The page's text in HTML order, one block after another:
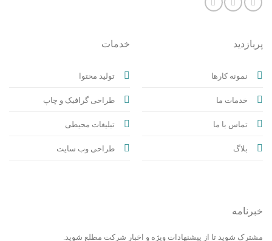
پربازدید
نمونه کارها
خدمات ما
تماس با ما
بلاگ
خدمات
تولید محتوا
طراحی گرافیک و چاپ
تبلیغات محیطی
طراحی وب سایت
خبرنامه
مشترک شوید تا از پیشنهادات ویژه و اخبار شرکت مطلع شوید.